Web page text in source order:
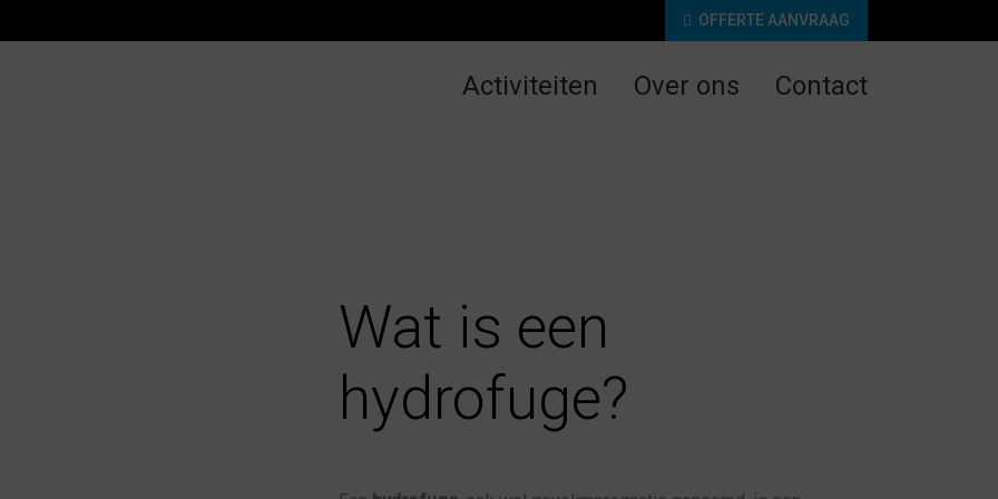
OFFERTE AANVRAAG
Activiteiten Over ons Contact
Wat is een
hydrofuge?